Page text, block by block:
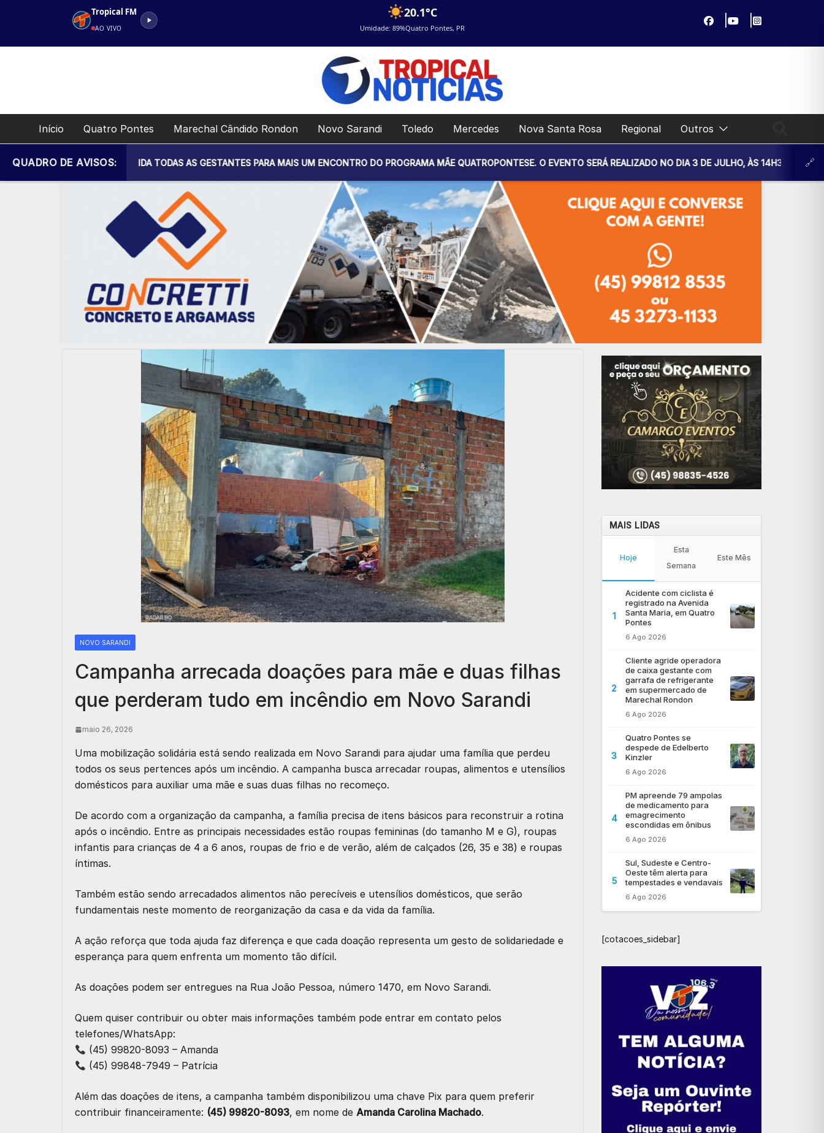
Tropical FM
AO VIVO
20.1°C
Umidade: 89%Quatro Pontes, PR
Início Quatro Pontes Marechal Cândido Rondon Novo Sarandi Toledo Mercedes Nova Santa Rosa Regional Outros
QUADRO DE AVISOS:
DE SAÚDE CONVIDA TODAS AS GESTANTES PARA MAIS UM ENCONTRO DO PROGRAMA MÃE QUATROPONTESE. O EVENTO SERÁ REALIZADO NO DIA 3 DE JULHO, ÀS 14H30, NA UNIDADE
NOVO SARANDI
Campanha arrecada doações para mãe e duas filhas
que perderam tudo em incêndio em Novo Sarandi
maio 26, 2026
Uma mobilização solidária está sendo realizada em Novo Sarandi para ajudar uma família que perdeu
todos os seus pertences após um incêndio. A campanha busca arrecadar roupas, alimentos e utensílios
domésticos para auxiliar uma mãe e suas duas filhas no recomeço.
De acordo com a organização da campanha, a família precisa de itens básicos para reconstruir a rotina
após o incêndio. Entre as principais necessidades estão roupas femininas (do tamanho M e G), roupas
infantis para crianças de 4 a 6 anos, roupas de frio e de verão, além de calçados (26, 35 e 38) e roupas
íntimas.
Também estão sendo arrecadados alimentos não perecíveis e utensílios domésticos, que serão
fundamentais neste momento de reorganização da casa e da vida da família.
A ação reforça que toda ajuda faz diferença e que cada doação representa um gesto de solidariedade e
esperança para quem enfrenta um momento tão difícil.
As doações podem ser entregues na Rua João Pessoa, número 1470, em Novo Sarandi.
Quem quiser contribuir ou obter mais informações também pode entrar em contato pelos
telefones/WhatsApp:
(45) 99820-8093 – Amanda
(45) 99848-7949 – Patrícia
Além das doações de itens, a campanha também disponibilizou uma chave Pix para quem preferir
contribuir financeiramente: (45) 99820-8093, em nome de Amanda Carolina Machado.
MAIS LIDAS
Hoje
Esta
Semana
Este Mês
1
Acidente com ciclista é
registrado na Avenida
Santa Maria, em Quatro
Pontes
6 Ago 2026
2
Cliente agride operadora
de caixa gestante com
garrafa de refrigerante
em supermercado de
Marechal Rondon
6 Ago 2026
3
Quatro Pontes se
despede de Edelberto
Kinzler
6 Ago 2026
4
PM apreende 79 ampolas
de medicamento para
emagrecimento
escondidas em ônibus
6 Ago 2026
5
Sul, Sudeste e Centro-
Oeste têm alerta para
tempestades e vendavais
6 Ago 2026
[cotacoes_sidebar]